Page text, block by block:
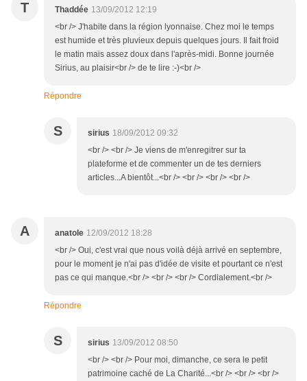
T Thaddée 13/09/2012 12:19
<br /> J'habite dans la région lyonnaise. Chez moi le temps
est humide et très pluvieux depuis quelques jours. Il fait froid
le matin mais assez doux dans l'après-midi. Bonne journée
Sirius, au plaisir<br /> de te lire :-)<br />
Répondre
S sirius 18/09/2012 09:32
<br /> <br /> Je viens de m'enregitrer sur ta
plateforme et de commenter un de tes derniers
articles...A bientôt...<br /> <br /> <br /> <br />
A anatole 12/09/2012 18:28
<br /> Oui, c'est vrai que nous voilà déjà arrivé en septembre,
pour le moment je n'ai pas d'idée de visite et pourtant ce n'est
pas ce qui manque.<br /> <br /> <br /> Cordialement.<br />
Répondre
S sirius 13/09/2012 08:50
<br /> <br /> Pour moi, dimanche, ce sera le petit
patrimoine caché de La Charité...<br /> <br /> <br />